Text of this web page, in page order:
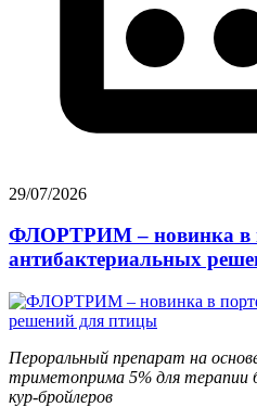
29/07/2026
ФЛОРТРИМ – новинка в
антибактериальных
Пероральный препарат на
триметоприма 5% для терапии
кур-бройлеров